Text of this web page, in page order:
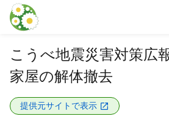
本文に飛ぶ
こうべ地震災害対策
家屋の解体撤去
提供元サイトで表示